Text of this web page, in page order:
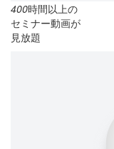
400時間以上の
セミナー動画が
見放題